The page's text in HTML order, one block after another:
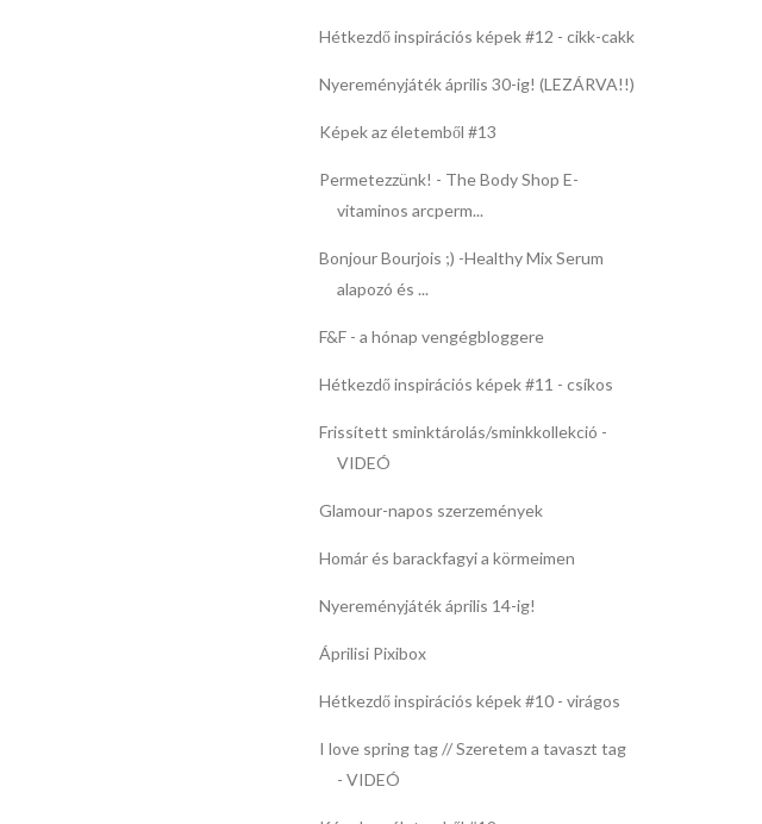
Hétkezdő inspirációs képek #12 - cikk-cakk
Nyereményjáték április 30-ig! (LEZÁRVA!!)
Képek az életemből #13
Permetezzünk! - The Body Shop E-
vitaminos arcperm...
Bonjour Bourjois ;) -Healthy Mix Serum
alapozó és ...
F&F - a hónap vengégbloggere
Hétkezdő inspirációs képek #11 - csíkos
Frissített sminktárolás/sminkkollekció -
VIDEÓ
Glamour-napos szerzemények
Homár és barackfagyi a körmeimen
Nyereményjáték április 14-ig!
Áprilisi Pixibox
Hétkezdő inspirációs képek #10 - virágos
I love spring tag // Szeretem a tavaszt tag
- VIDEÓ